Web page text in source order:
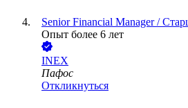
Senior Financial Manager /
Опыт более 6 лет
INEX
Пафос
Откликнуться